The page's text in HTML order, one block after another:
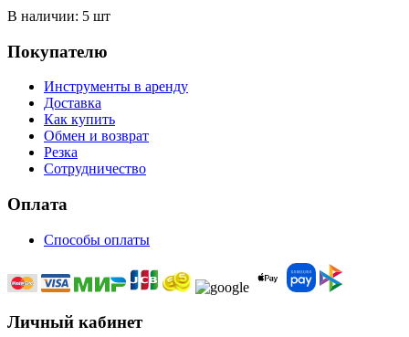
В наличии: 5 шт
Покупателю
Инструменты в аренду
Доставка
Как купить
Обмен и возврат
Резка
Сотрудничество
Оплата
Способы оплаты
Личный кабинет